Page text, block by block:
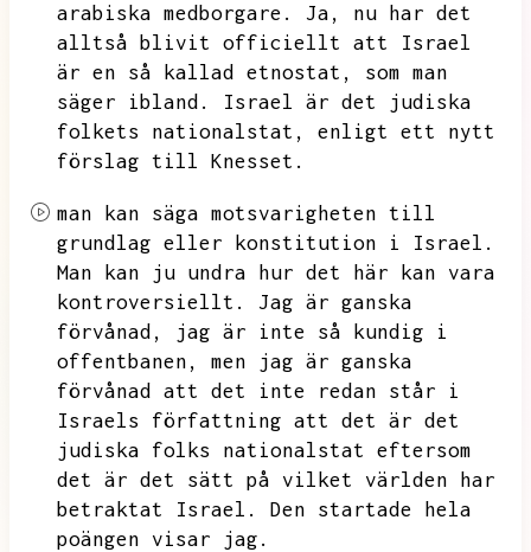
arabiska medborgare.
Ja,
nu har det
alltså blivit officiellt att Israel
är en så kallad etnostat,
som man
säger ibland.
Israel är det judiska
folkets nationalstat,
enligt ett nytt
förslag till Knesset.
man kan säga motsvarigheten till
grundlag eller konstitution i Israel.
Man kan ju undra hur det här kan vara
kontroversiellt.
Jag är ganska
förvånad,
jag är inte så kundig i
offentbanen,
men jag är ganska
förvånad att det inte redan står i
Israels författning att det är det
judiska folks nationalstat eftersom
det är det sätt på vilket världen har
betraktat Israel.
Den startade hela
poängen visar jag.